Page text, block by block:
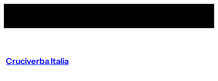
Cruciverba Italia